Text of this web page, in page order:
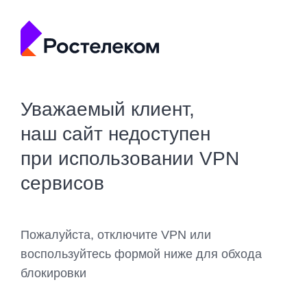
Уважаемый клиент,
наш сайт недоступен
при использовании VPN
сервисов
Пожалуйста, отключите VPN или
воспользуйтесь формой ниже для обхода
блокировки